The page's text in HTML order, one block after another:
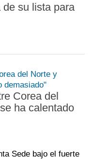
de su lista para
Corea del
ha calentado
Sede bajo el fuerte